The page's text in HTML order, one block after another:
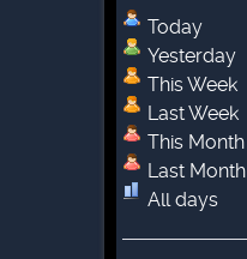
Today
Yesterday
This Week
Last Week
This Month
Last Month
All days